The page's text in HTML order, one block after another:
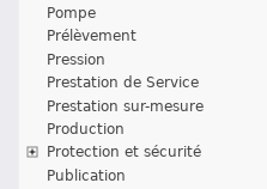
Pompe
Prélèvement
Pression
Prestation de Service
Prestation sur-mesure
Production
Protection et sécurité
Publication